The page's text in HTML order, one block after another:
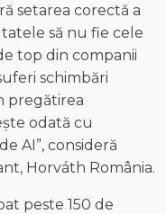
setarea corectă a
să nu fie cele
top din companii
schimbări
pregătirea
odată cu
AI”, consideră
Horváth România.
peste 150 de